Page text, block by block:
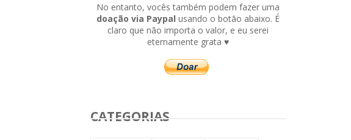
No entanto, vocês também podem fazer uma
doação via Paypal usando o botão abaixo. É
claro que não importa o valor, e eu serei
eternamente grata ♥
CATEGORIAS